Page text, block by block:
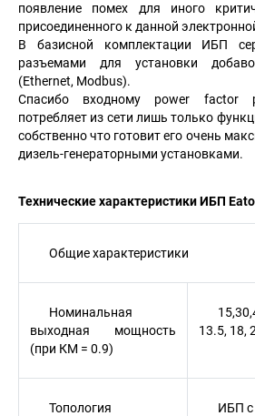
появление помех для иного
присоединенного к данной
В базисной комплектации ИБП
разъемами для установки
(Ethernet, Modbus).
Спасибо входному power factor
потребляет из сети лишь только
собственно что готовит его очень
дизель-генераторными установками.
Технические характеристики ИБП
Общие характеристики
Номинальная
выходная мощность
(при КМ = 0.9)
13.5, 18,
Топология ИБП с